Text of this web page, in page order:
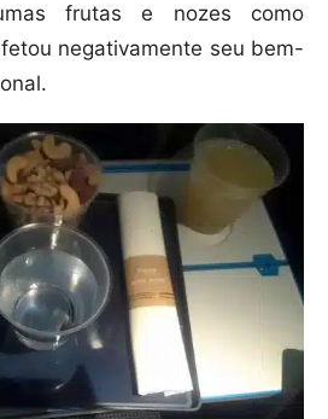
frutas e nozes como
negativamente seu bem-